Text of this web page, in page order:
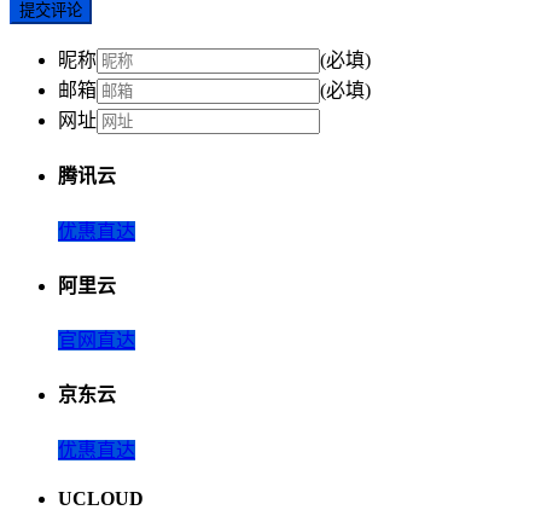
提交评论
昵称
(必填)
邮箱
(必填)
网址
腾讯云
优惠直达
阿里云
官网直达
京东云
优惠直达
UCLOUD